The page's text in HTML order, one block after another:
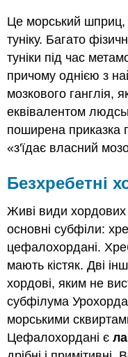
Це морський
туніку. Багато
туніки під час
причому однією з
мозкового ганглія,
еквівалентом
поширена приказка
«з'їдає власний
Безхребетні
Живі види хордових
основні субфіли:
цефалохордані.
мають кістяк. Дві
хордові, яким не
субфілума
морськими
Цефалохордані є